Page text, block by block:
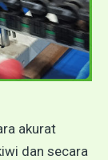
akurat
dan secara